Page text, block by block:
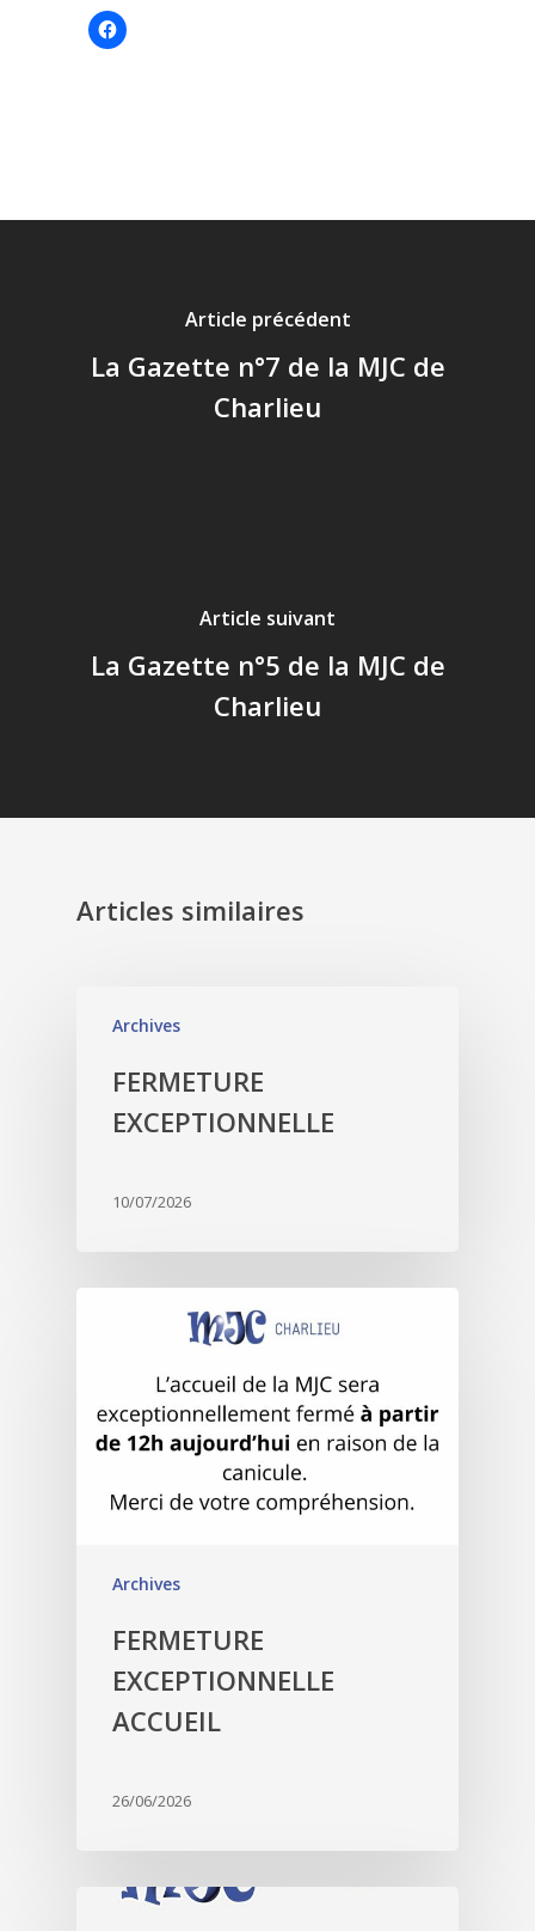
Cliquez
pour
Article précédent
La Gazette n°7 de la MJC de
Charlieu
Article suivant
La Gazette n°5 de la MJC de
Charlieu
Articles similaires
Archives
FERMETURE
EXCEPTIONNELLE
10/07/2026
Archives
FERMETURE
EXCEPTIONNELLE
ACCUEIL
26/06/2026